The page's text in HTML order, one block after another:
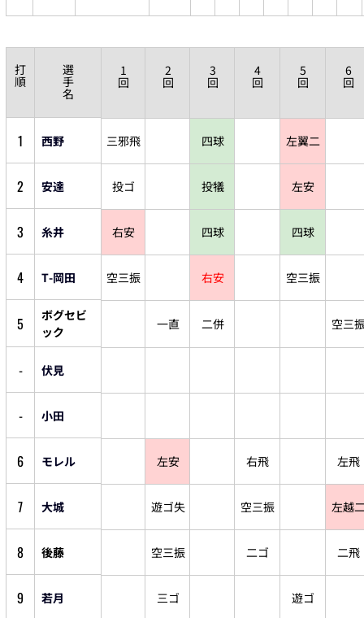
打
順
選
手
名
1
回
2
回
3
回
4
回
5
回
6
回
1 西野 三邪飛 四球 左翼二
2 安達 投ゴ 投犠 左安
3 糸井 右安 四球 四球
4 T-岡田 空三振 右安 空三振
5
ボグセビ
ック
一直 二併 空三
- 伏見
- 小田
6 モレル 左安 右飛 左飛
7 大城 遊ゴ失 空三振 左越
8 後藤 空三振 二ゴ 二飛
9 若月 三ゴ 遊ゴ